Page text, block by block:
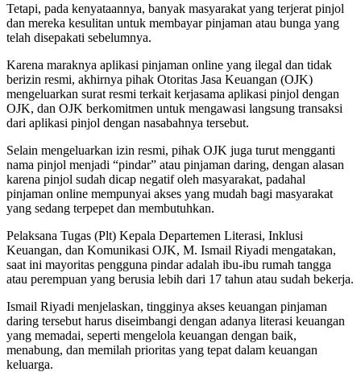
Tetapi, pada kenyataannya, banyak masyarakat yang terjerat pinjol
dan mereka kesulitan untuk membayar pinjaman atau bunga yang
telah disepakati sebelumnya.
Karena maraknya aplikasi pinjaman online yang ilegal dan tidak
berizin resmi, akhirnya pihak Otoritas Jasa Keuangan (OJK)
mengeluarkan surat resmi terkait kerjasama aplikasi pinjol dengan
OJK, dan OJK berkomitmen untuk mengawasi langsung transaksi
dari aplikasi pinjol dengan nasabahnya tersebut.
Selain mengeluarkan izin resmi, pihak OJK juga turut mengganti
nama pinjol menjadi “pindar” atau pinjaman daring, dengan alasan
karena pinjol sudah dicap negatif oleh masyarakat, padahal
pinjaman online mempunyai akses yang mudah bagi masyarakat
yang sedang terpepet dan membutuhkan.
Pelaksana Tugas (Plt) Kepala Departemen Literasi, Inklusi
Keuangan, dan Komunikasi OJK, M. Ismail Riyadi mengatakan,
saat ini mayoritas pengguna pindar adalah ibu-ibu rumah tangga
atau perempuan yang berusia lebih dari 17 tahun atau sudah bekerja.
Ismail Riyadi menjelaskan, tingginya akses keuangan pinjaman
daring tersebut harus diseimbangi dengan adanya literasi keuangan
yang memadai, seperti mengelola keuangan dengan baik,
menabung, dan memilah prioritas yang tepat dalam keuangan
keluarga.